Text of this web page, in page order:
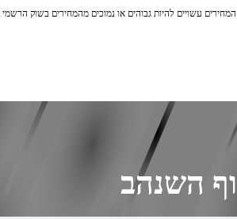
עשויים להיות גבוהים או נמוכים מהמחירים בשוק הרשמי.
השנהב